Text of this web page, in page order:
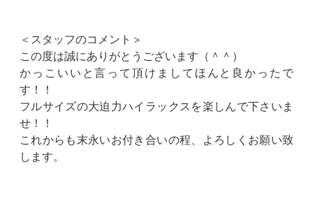
＜スタッフのコメント＞
この度は誠にありがとうございます（＾＾）
かっこいいと言って頂けましてほんと良かったで
す！！
フルサイズの大迫力ハイラックスを楽しんで下さいま
せ！！
これからも末永いお付き合いの程、よろしくお願い致
します。